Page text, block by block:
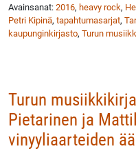
Avainsanat: 2016, heavy rock,
Petri Kipinä, tapahtumasarjat,
kaupunginkirjasto, Turun
Turun
Pietarinen ja
vinyyliaarteiden